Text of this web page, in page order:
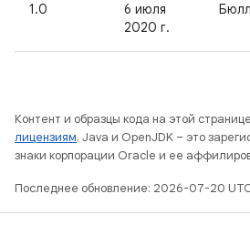
1.0
6 июля
2020 г.
Контент и образцы кода на этой
лицензиям. Java и OpenJDK – это
знаки корпорации Oracle и ее
Последнее обновление: 2026-07-20